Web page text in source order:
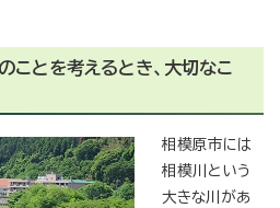
ことを考えるとき、大切なこ
相模原市には
相模川という
大きな川があ